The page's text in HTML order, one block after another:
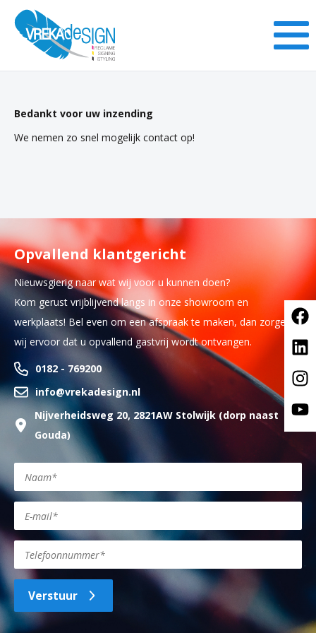
Bedankt voor uw inzending
We nemen zo snel mogelijk contact op!
Opvallend klantgericht
Nieuwsgierig naar wat wij voor u kunnen doen?
Kom gerust vrijblijvend langs in onze showroom en
werkplaats! Bel even om een afspraak te maken, dan zorgen
wij ervoor dat u opvallend gastvrij wordt ontvangen.
0182 - 769200
info@vrekadesign.nl
Nijverheidsweg 20, 2821AW Stolwijk (dorp naast
Gouda)
Verstuur